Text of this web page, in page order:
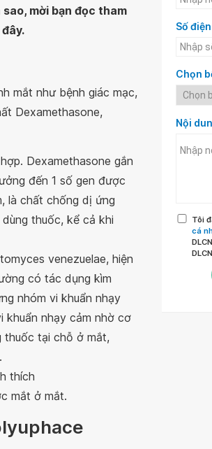
mời bạn đọc tham
mắt như bệnh giác mạc,
Dexamethasone,
Dexamethasone gắn
đến 1 số gen được
là chất chống dị ứng
thuốc, kể cả khi
venezuelae, hiện
có tác dụng kìm
nhóm vi khuẩn nhạy
khuẩn nhạy cảm nhờ cơ
thuốc tại chỗ ở mắt,
thích
mắt ở mắt.
Số
Chọn
Nội
Tôi
cá